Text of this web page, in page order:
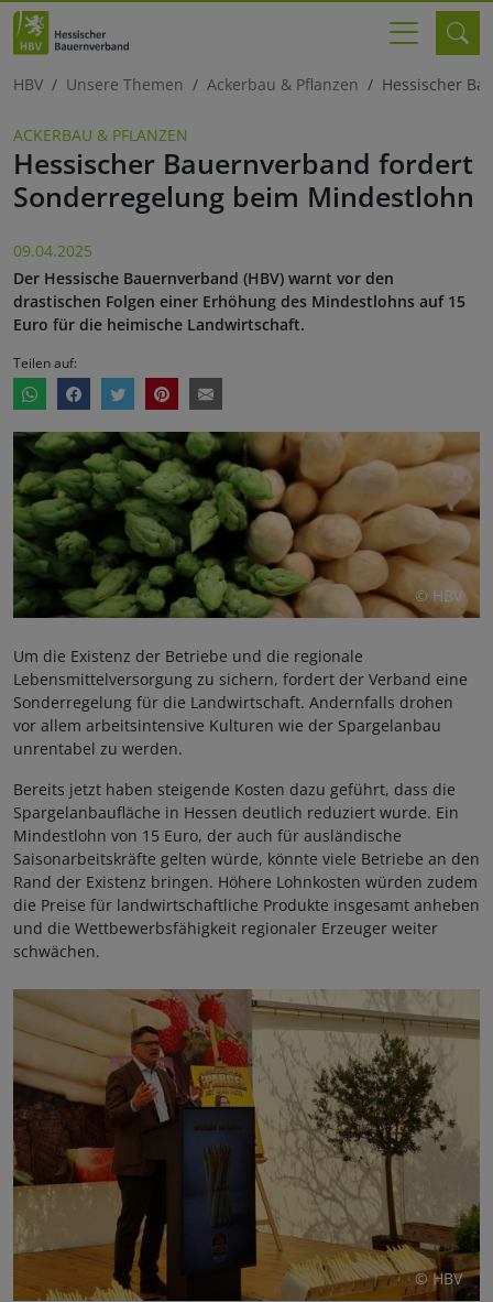
HBV Unsere Themen Ackerbau & Pflanzen Hessischer
ACKERBAU & PFLANZEN
Hessischer Bauernverband fordert
Sonderregelung beim Mindestlohn
09.04.2025
Der Hessische Bauernverband (HBV) warnt vor den
drastischen Folgen einer Erhöhung des Mindestlohns auf 15
Euro für die heimische Landwirtschaft.
Teilen auf:
© HBV
Um die Existenz der Betriebe und die regionale
Lebensmittelversorgung zu sichern, fordert der Verband eine
Sonderregelung für die Landwirtschaft. Andernfalls drohen
vor allem arbeitsintensive Kulturen wie der Spargelanbau
unrentabel zu werden.
Bereits jetzt haben steigende Kosten dazu geführt, dass die
Spargelanbaufläche in Hessen deutlich reduziert wurde. Ein
Mindestlohn von 15 Euro, der auch für ausländische
Saisonarbeitskräfte gelten würde, könnte viele Betriebe an den
Rand der Existenz bringen. Höhere Lohnkosten würden zudem
die Preise für landwirtschaftliche Produkte insgesamt anheben
und die Wettbewerbsfähigkeit regionaler Erzeuger weiter
schwächen.
© HBV